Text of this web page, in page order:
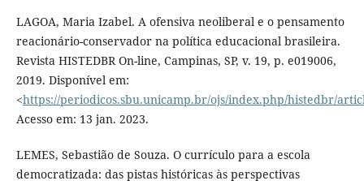
LAGOA, Maria Izabel. A ofensiva neoliberal e o pensamento
reacionário-conservador na política educacional brasileira.
Revista HISTEDBR On-line, Campinas, SP, v. 19, p. e019006,
2019. Disponível em:
<https://periodicos.sbu.unicamp.br/ojs/index.php/histedbr/
Acesso em: 13 jan. 2023.
LEMES, Sebastião de Souza. O currículo para a escola
democratizada: das pistas históricas às perspectivas